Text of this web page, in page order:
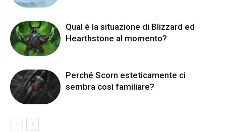
Qual è la situazione di Blizzard ed
Hearthstone al momento?
Perché Scorn esteticamente ci
sembra così familiare?